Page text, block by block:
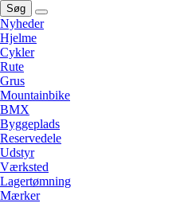
Søg
Nyheder
Hjelme
Cykler
Rute
Grus
Mountainbike
BMX
Byggeplads
Reservedele
Udstyr
Værksted
Lagertømning
Mærker